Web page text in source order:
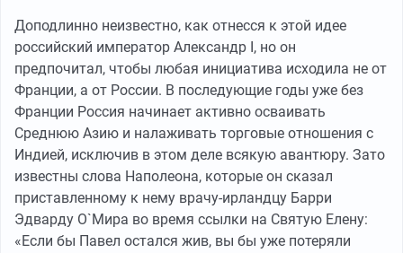
Доподлинно неизвестно, как отнесся к этой идее
российский император Александр I, но он
предпочитал, чтобы любая инициатива исходила не от
Франции, а от России. В последующие годы уже без
Франции Россия начинает активно осваивать
Среднюю Азию и налаживать торговые отношения с
Индией, исключив в этом деле всякую авантюру. Зато
известны слова Наполеона, которые он сказал
приставленному к нему врачу-ирландцу Барри
Эдварду О`Мира во время ссылки на Святую Елену:
«Если бы Павел остался жив, вы бы уже потеряли